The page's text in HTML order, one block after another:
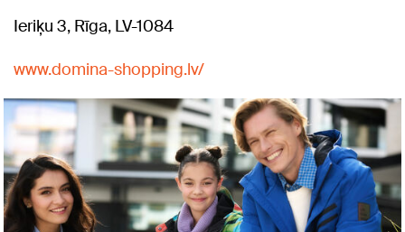
Ieriķu 3, Rīga, LV-1084
www.domina-shopping.lv/